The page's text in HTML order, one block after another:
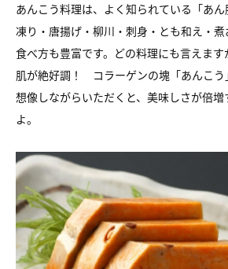
あんこう料理は、よく知られている「あ
凍り・唐揚げ・柳川・刺身・とも和え・
食べ方も豊富です。どの料理にも言えま
肌が絶好調！ コラーゲンの塊「あんこう
想像しながらいただくと、美味しさが倍
よ。